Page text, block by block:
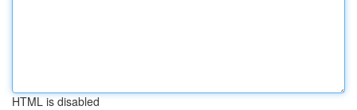
HTML is disabled